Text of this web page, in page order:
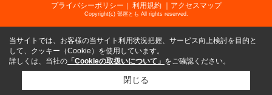
プライバシーポリシー ｜ 利用規約 ｜アクセスマップ
Copyright(c) 部屋とも All rights reserved.
当サイトでは、お客様の当サイト利用状況把握、サービス向上検討を目的と
して、クッキー（Cookie）を使用しています。
詳しくは、当社の 「Cookieの取扱いについて」 をご確認ください。
閉じる